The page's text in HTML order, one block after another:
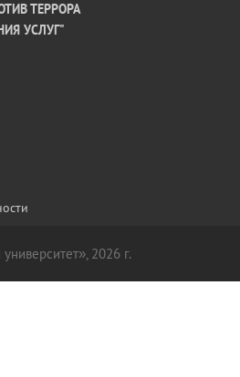
ТЕРРОРА
УСЛУГ"
2026 г.